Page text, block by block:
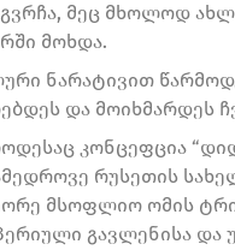
მეც მხოლოდ
მოხდა.
ნარატივით
და მოიხმარდეს
კონცეფცია
რუსეთის
მსოფლიო ომის
გავლენისა და